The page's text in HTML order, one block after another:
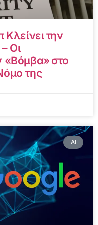
την
Οι
«Βόμβα» στο
της
AI